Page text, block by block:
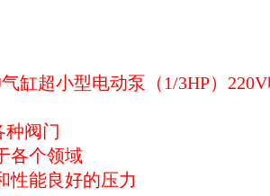
缸超小型电动泵（1/3HP）220V
种阀门
各个领域
性能良好的压力